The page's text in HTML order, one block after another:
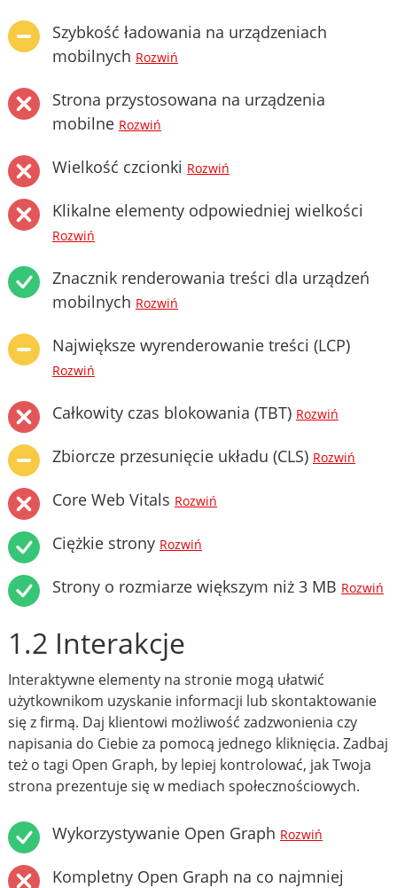
Szybkość ładowania na urządzeniach
mobilnych Rozwiń
Strona przystosowana na urządzenia
mobilne Rozwiń
Wielkość czcionki Rozwiń
Klikalne elementy odpowiedniej wielkości
Rozwiń
Znacznik renderowania treści dla urządzeń
mobilnych Rozwiń
Największe wyrenderowanie treści (LCP)
Rozwiń
Całkowity czas blokowania (TBT) Rozwiń
Zbiorcze przesunięcie układu (CLS) Rozwiń
Core Web Vitals Rozwiń
Ciężkie strony Rozwiń
Strony o rozmiarze większym niż 3 MB Rozwiń
1.2 Interakcje
Interaktywne elementy na stronie mogą ułatwić
użytkownikom uzyskanie informacji lub skontaktowanie
się z firmą. Daj klientowi możliwość zadzwonienia czy
napisania do Ciebie za pomocą jednego kliknięcia. Zadbaj
też o tagi Open Graph, by lepiej kontrolować, jak Twoja
strona prezentuje się w mediach społecznościowych.
Wykorzystywanie Open Graph Rozwiń
Kompletny Open Graph na co najmniej